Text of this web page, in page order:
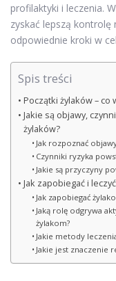
profilaktyki i leczenia.
zyskać lepszą
odpowiednie kroki w
Spis treści
Początki żylaków – co
Jakie są objawy,
żylaków?
Jak rozpoznać
Czynniki ryzyka
Jakie są przyczyny
Jak zapobiegać i
Jak zapobiegać
Jaką rolę odgrywa
żylakom?
Jakie metody
Jakie jest znaczenie